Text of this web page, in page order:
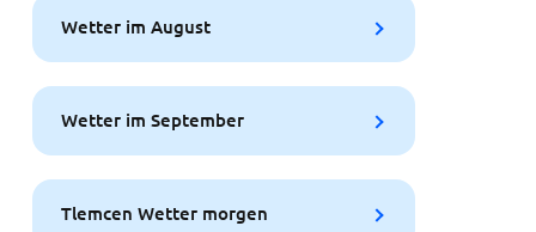
Wetter im August
Wetter im September
Tlemcen Wetter morgen